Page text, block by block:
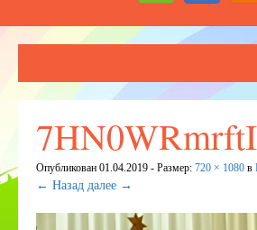
Новости
Приём детей в детский сад
ДЕЖУРНЫЕ ГРУППЫ
7HN0WRmrftI
Опубликован 01.04.2019 - Размер: 720 × 1080 в
← Назад далее →